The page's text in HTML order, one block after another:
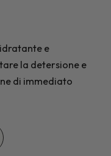
la detersione e
di immediato